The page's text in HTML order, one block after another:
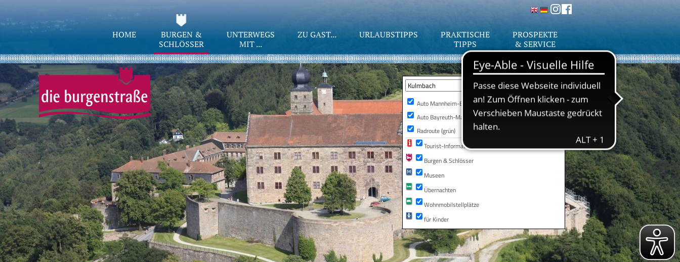
HOME
BURGEN &
SCHLÖSSER
UNTERWEGS
MIT ...
ZU GAST... URLAUBSTIPPS
PRAKTISCHE
TIPPS
PROSPEKTE
& SERVICE
Auto Mannheim-Bayreuth (lila)
Auto Bayreuth-Mannheim (rot)
Radroute (grün)
Tourist-Information
Burgen & Schlösser
Museen
Übernachten
Wohnmobilstellplätze
für Kinder